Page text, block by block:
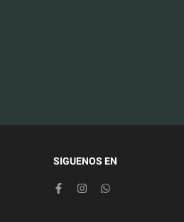
SIGUENOS EN